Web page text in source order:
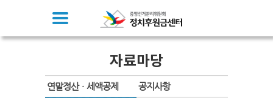
자료마당
연말정산ㆍ세액공제 공지사항